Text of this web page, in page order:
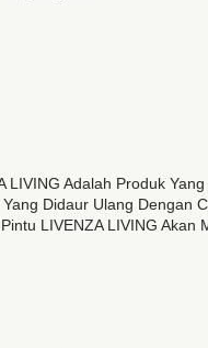
LIVING Adalah Produk
Didaur Ulang Dengan
Pintu LIVENZA LIVING Akan